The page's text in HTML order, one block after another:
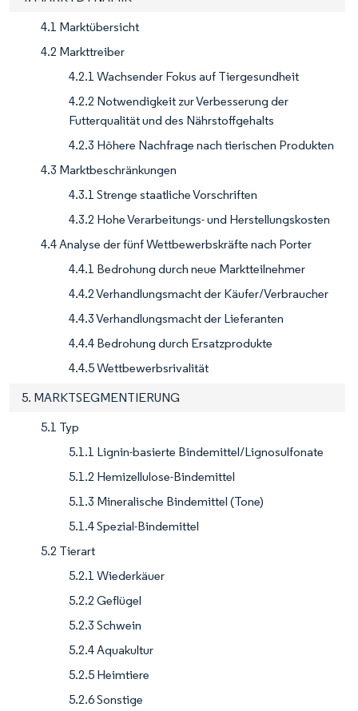
4.1 Marktübersicht
4.2 Markttreiber
4.2.1 Wachsender Fokus auf Tiergesundheit
4.2.2 Notwendigkeit zur Verbesserung der
Futterqualität und des Nährstoffgehalts
4.2.3 Höhere Nachfrage nach tierischen Produkten
4.3 Marktbeschränkungen
4.3.1 Strenge staatliche Vorschriften
4.3.2 Hohe Verarbeitungs- und Herstellungskosten
4.4 Analyse der fünf Wettbewerbskräfte nach Porter
4.4.1 Bedrohung durch neue Marktteilnehmer
4.4.2 Verhandlungsmacht der Käufer/Verbraucher
4.4.3 Verhandlungsmacht der Lieferanten
4.4.4 Bedrohung durch Ersatzprodukte
4.4.5 Wettbewerbsrivalität
5. MARKTSEGMENTIERUNG
5.1 Typ
5.1.1 Lignin-basierte Bindemittel/Lignosulfonate
5.1.2 Hemizellulose-Bindemittel
5.1.3 Mineralische Bindemittel (Tone)
5.1.4 Spezial-Bindemittel
5.2 Tierart
5.2.1 Wiederkäuer
5.2.2 Geflügel
5.2.3 Schwein
5.2.4 Aquakultur
5.2.5 Heimtiere
5.2.6 Sonstige